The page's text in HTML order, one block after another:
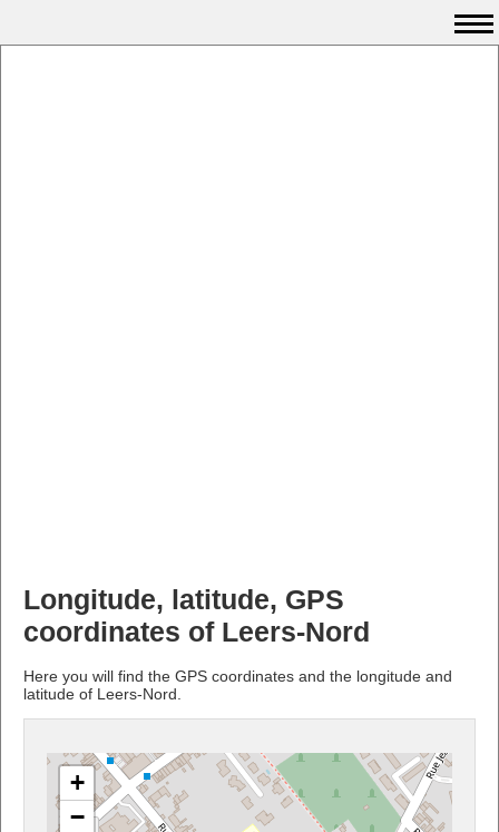
Longitude, latitude, GPS
coordinates of Leers-Nord
Here you will find the GPS coordinates and the longitude and
latitude of Leers-Nord.
+
−